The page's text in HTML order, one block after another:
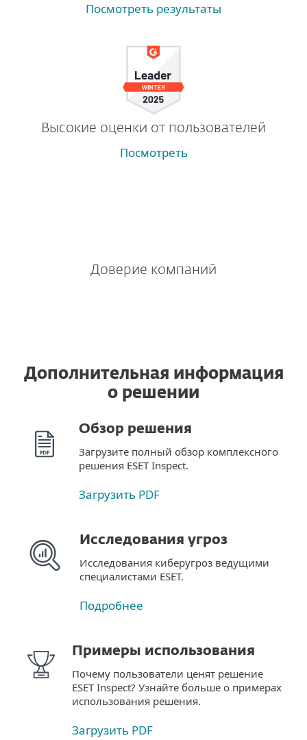
Посмотреть результаты
Высокие оценки от пользователей
Посмотреть
Доверие компаний
Дополнительная информация
о решении
Обзор решения
Загрузите полный обзор комплексного
решения ESET Inspect.
Загрузить PDF
Исследования угроз
Исследования киберугроз ведущими
специалистами ESET.
Подробнее
Примеры использования
Почему пользователи ценят решение
ESET Inspect? Узнайте больше о примерах
использования решения.
Загрузить PDF